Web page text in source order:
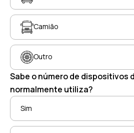
Camião
Outro
Sabe o número de dispositivos
normalmente utiliza?
Sim